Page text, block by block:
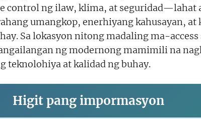
control ng ilaw, klima, at seguridad—lahat
umangkop, enerhiyang kahusayan,
Sa lokasyon nitong madaling ma-
ng modernong mamimili na
teknolohiya at kalidad ng buhay.
Higit pang impormasyon